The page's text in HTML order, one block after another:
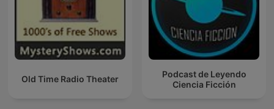
Old Time Radio Theater
Podcast de Leyendo
Ciencia Ficción